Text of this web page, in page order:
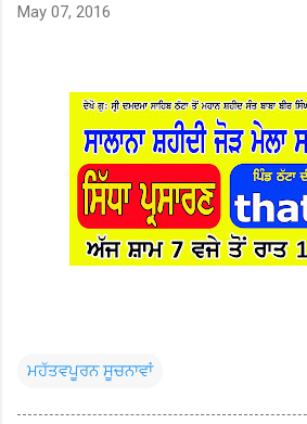
May 07, 2016
ਮਹੱਤਵਪੂਰਨ ਸੂਚਨਾਵਾਂ